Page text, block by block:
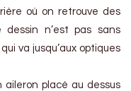
où on retrouve des
n’est pas sans
va jusqu’aux optiques
aileron placé au dessus